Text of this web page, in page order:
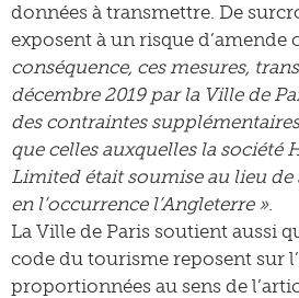
données à transmettre. De
exposent à un risque d’amende
conséquence, ces mesures,
décembre 2019 par la Ville de
des contraintes
que celles auxquelles la société
Limited était soumise au lieu de
en l’occurrence l’Angleterre ».
La Ville de Paris soutient aussi
code du tourisme reposent sur
proportionnées au sens de